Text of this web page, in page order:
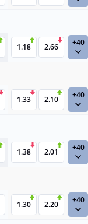
1.18 2.66 +40
1.33 2.10 +40
1.38 2.01 +40
1.30 2.20 +40